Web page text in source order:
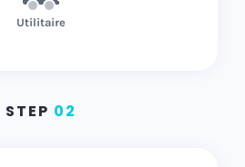
STEP 02
Utilitaire